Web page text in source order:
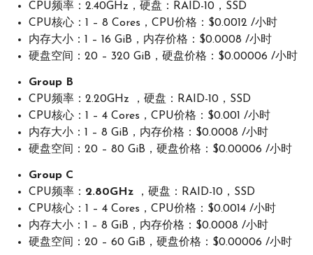
CPU频率：2.40GHz，硬盘：RAID-10，SSD
CPU核心：1 – 8 Cores，CPU价格：$0.0012 /小时
内存大小：1 – 16 GiB，内存价格：$0.0008 /小时
硬盘空间：20 – 320 GiB，硬盘价格：$0.00006 /小时
Group B
CPU频率：2.20GHz ，硬盘：RAID-10，SSD
CPU核心：1 – 4 Cores，CPU价格：$0.001 /小时
内存大小：1 – 8 GiB，内存价格：$0.0008 /小时
硬盘空间：20 – 80 GiB，硬盘价格：$0.00006 /小时
Group C
CPU频率： 2.80GHz，硬盘：RAID-10，SSD
CPU核心：1 – 4 Cores，CPU价格：$0.0014 /小时
内存大小：1 – 8 GiB，内存价格：$0.0008 /小时
硬盘空间：20 – 60 GiB，硬盘价格：$0.00006 /小时